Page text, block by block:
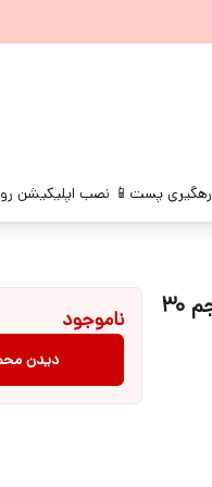
پست 📱 نصب اپلیکیشن
کرم ضد آفتاب بیودرما مدل Photoderm spot SPF 50 حجم 30
ناموجود
دیدن